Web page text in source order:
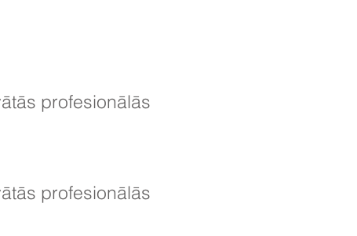
profesionālās
profesionālās